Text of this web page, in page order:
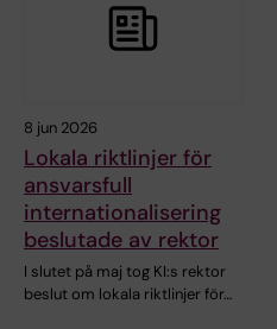
8 jun 2026
Lokala riktlinjer för
ansvarsfull
internationalisering
beslutade av rektor
I slutet på maj tog KI:s rektor
beslut om lokala riktlinjer för…